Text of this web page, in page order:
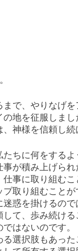
で、やりなげ
地を征服しま
神様を信頼し続
ちに何をする
が積み上げら
事に取り組むこ
取り組むこと
惑を掛けるの
て、歩み続け
はないのです
選択肢もあった